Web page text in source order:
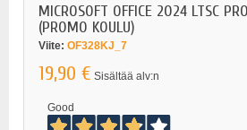
MICROSOFT OFFICE 2024 LTSC
(PROMO KOULU)
Viite: OF328KJ_7
19,90 € Sisältää alv:n
Good